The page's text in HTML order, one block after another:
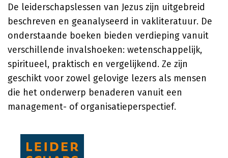
De leiderschapslessen van Jezus zijn uitgebreid
beschreven en geanalyseerd in vakliteratuur. De
onderstaande boeken bieden verdieping vanuit
verschillende invalshoeken: wetenschappelijk,
spiritueel, praktisch en vergelijkend. Ze zijn
geschikt voor zowel gelovige lezers als mensen
die het onderwerp benaderen vanuit een
management- of organisatieperspectief.